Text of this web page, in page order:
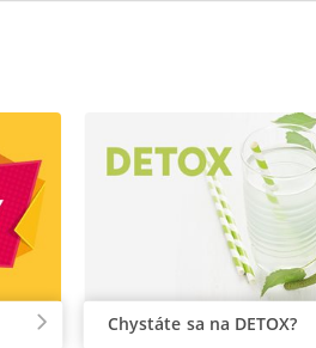
Chystáte sa na DETOX?